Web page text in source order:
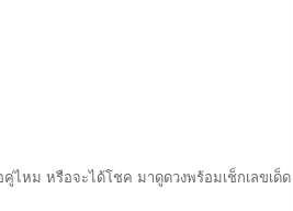
ไหม หรือจะได้โชค มาดูดวงพร้อมเช็กเลขเด็ด